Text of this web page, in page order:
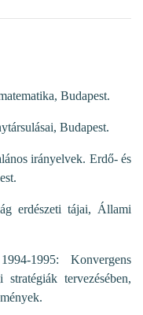
Budapest.
Budapest.
irányelvek. Erdő- és
erdészeti tájai, Állami
1995: Konvergens
stratégiák tervezésében,